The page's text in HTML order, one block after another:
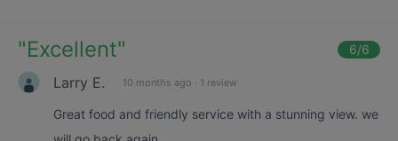
"Excellent" 6/6
Larry E. 10 months ago · 1 review
Great food and friendly service with a stunning view. we